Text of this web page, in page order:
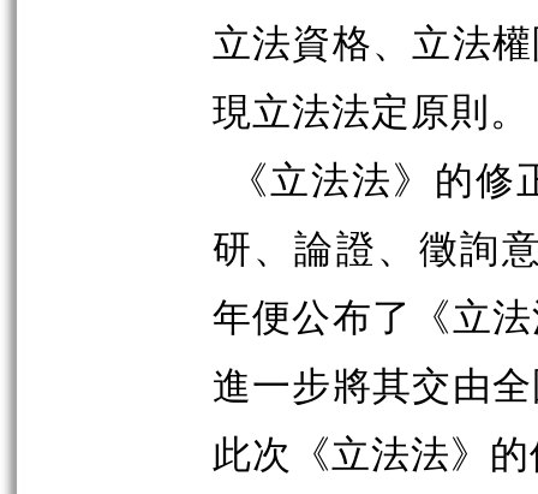
立法資格、立法
現立法法定原則。
《立法法》的
研、論證、徵詢
年便公布了《立
進一步將其交由
此次《立法法》